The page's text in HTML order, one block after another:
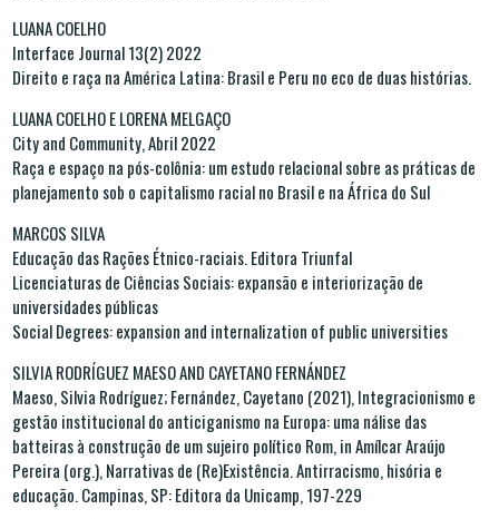
LUANA COELHO
Interface Journal 13(2) 2022
Direito e raça na América Latina: Brasil e Peru no eco de duas histórias.
LUANA COELHO E LORENA MELGAÇO
City and Community, Abril 2022
Raça e espaço na pós-colônia: um estudo relacional sobre as práticas de
planejamento sob o capitalismo racial no Brasil e na África do Sul
MARCOS SILVA
Educação das Rações Étnico-raciais. Editora Triunfal
Licenciaturas de Ciências Sociais: expansão e interiorização de
universidades públicas
Social Degrees: expansion and internalization of public universities
SILVIA RODRÍGUEZ MAESO AND CAYETANO FERNÁNDEZ
Maeso, Silvia Rodríguez; Fernández, Cayetano (2021), Integracionismo e
gestão institucional do anticiganismo na Europa: uma nálise das
batteiras à construção de um sujeiro político Rom, in Amílcar Araújo
Pereira (org.), Narrativas de (Re)Existência. Antirracismo, hisória e
educação. Campinas, SP: Editora da Unicamp, 197-229